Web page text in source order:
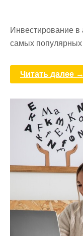
Инвестирование
самых
Читать далее →